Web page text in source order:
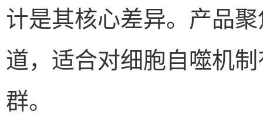
计是其核心差异。产品
道，适合对细胞自噬机
群。